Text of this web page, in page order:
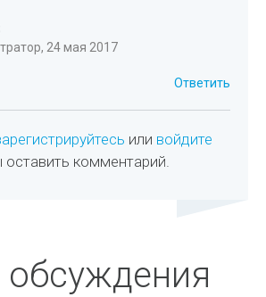
24 мая 2017
Ответить
или войдите
оставить комментарий.
обсуждения